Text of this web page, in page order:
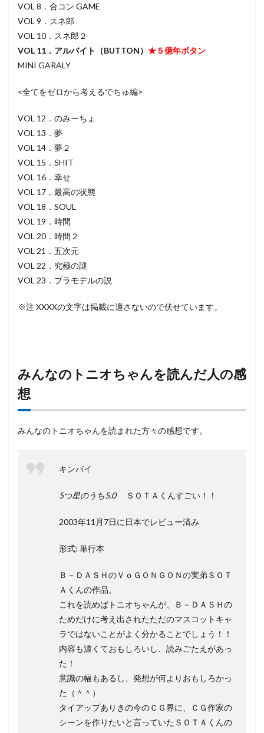
VOL 8．合コン GAME
VOL 9．スネ郎
VOL 10．スネ郎２
VOL 11．アルバイト（BUTTON） ★５億年ボタン
MINI GARALY
<全てをゼロから考えるでちゅ編>
VOL 12．のみーちょ
VOL 13．夢
VOL 14．夢２
VOL 15．SHIT
VOL 16．幸せ
VOL 17．最高の状態
VOL 18．SOUL
VOL 19．時間
VOL 20．時間２
VOL 21．五次元
VOL 22．究極の謎
VOL 23．プラモデルの説
※注 XXXXの文字は掲載に適さないので伏せています。
みんなのトニオちゃんを読んだ人の感
想
みんなのトニオちゃんを読まれた方々の感想です。
キンバイ
5つ星のうち5.0 ＳＯＴＡくんすごい！！
2003年11月7日に日本でレビュー済み
形式: 単行本
Ｂ－ＤＡＳＨのＶｏＧＯＮＧＯＮの実弟ＳＯＴ
Ａくんの作品。
これを読めばトニオちゃんが、Ｂ－ＤＡＳＨの
ためだけに考え出されたただのマスコットキャ
ラではないことがよく分かることでしょう！！
内容も濃くておもしろいし、読みごたえがあっ
た！
意識の幅もあるし、発想が何よりおもしろかっ
た（＾＾）
タイアップありきの今のＣＧ界に、ＣＧ作家の
シーンを作りたいと言っていたＳＯＴＡくんの